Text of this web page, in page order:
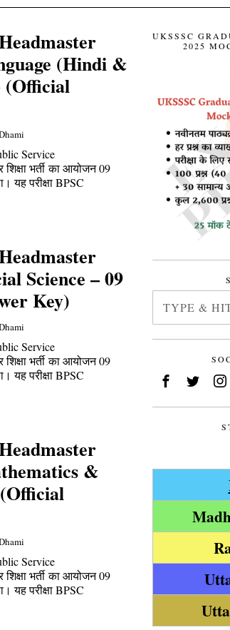
(Hindi &
(Official
Service
शिक्षा भर्ती का आयोजन 09
यह परीक्षा BPSC
Science – 09
Key)
Service
शिक्षा भर्ती का आयोजन 09
यह परीक्षा BPSC
&
Service
शिक्षा भर्ती का आयोजन 09
यह परीक्षा BPSC
UKSSSC
2025